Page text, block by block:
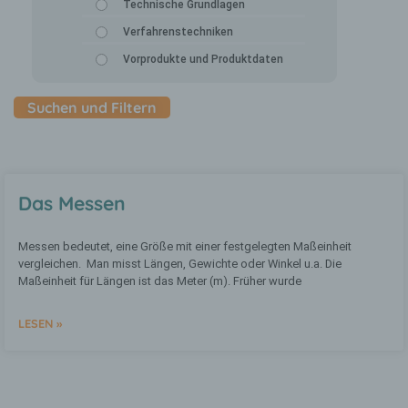
Technische Grundlagen
Verfahrenstechniken
Vorprodukte und Produktdaten
Das Messen
Messen bedeutet, eine Größe mit einer festgelegten Maßeinheit
vergleichen. Man misst Längen, Gewichte oder Winkel u.a. Die
Maßeinheit für Längen ist das Meter (m). Früher wurde
LESEN »
Erlass der Datenschutz-Grundverordnung (DS-
GVO) verwendet wurden. Unsere
Öffentlichkeit als auch für unsere Kunden und
verständlich sein. Um dies zu gewährleisten,
möchten wir vorab die verwendeten
a) personenbezogene Daten
Personenbezogene Daten sind alle